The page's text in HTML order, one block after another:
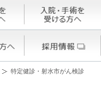
特定健診・射水市がん検診